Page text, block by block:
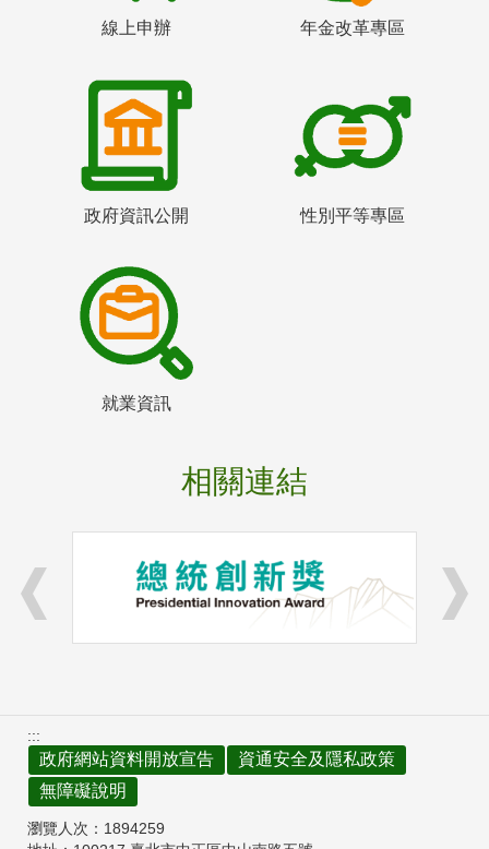
線上申辦 年金改革專區
政府資訊公開 性別平等專區
就業資訊
相關連結
:::
政府網站資料開放宣告
資通安全及隱私政策
無障礙說明
瀏覽人次： 1894259